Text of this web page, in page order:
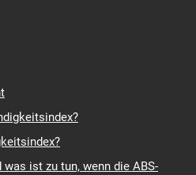
ist zu tun, wenn die ABS-